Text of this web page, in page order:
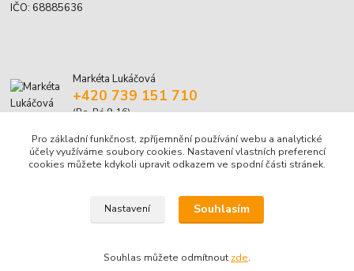
IČO: 68885636
Markéta Lukáčová
+420 739 151 710
(Po-Pá 9-16)
marketa.lukacova@volny.cz
© Markéta Lukáčová, 2001-2026
Pro základní funkčnost, zpříjemnění používání webu a analytické
účely využíváme soubory cookies. Nastavení vlastních preferencí
cookies můžete kdykoli upravit odkazem ve spodní části stránek.
Nastavení Souhlasím
Souhlas můžete odmítnout zde.